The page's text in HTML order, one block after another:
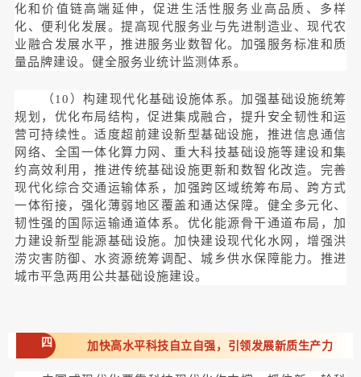
化和价值链高端延伸，促进生活性服务业高品质、多样
化、便利化发展。提高现代服务业与先进制造业、现代农
业融合发展水平，推进服务业数智化。加强服务标准和质
量品牌建设。健全服务业统计监测体系。
（10）构建现代化基础设施体系。加强基础设施统筹
规划，优化布局结构，促进集成融合，提升安全韧性和运
营可持续性。适度超前建设新型基础设施，推进信息通信
网络、全国一体化算力网、重大科技基础设施等建设和集
约高效利用，推进传统基础设施更新和数智化改造。完善
现代化综合交通运输体系，加强跨区域统筹布局、跨方式
一体衔接，强化薄弱地区覆盖和通达保障。健全多元化、
韧性强的国际运输通道体系。优化能源骨干通道布局，加
力建设新型能源基础设施。加快建设现代化水网，增强洪
涝灾害防御、水资源统筹调配、城乡供水保障能力。推进
城市平急两用公共基础设施建设。
四 加快高水平科技自立自强，引领发展新质生产力